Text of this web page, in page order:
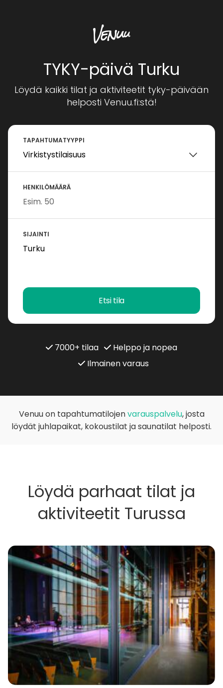
TYKY-päivä Turku
Löydä kaikki tilat ja aktiviteetit tyky-päivään
helposti Venuu.fi:stä!
TAPAHTUMATYYPPI
HENKILÖMÄÄRÄ
SIJAINTI
Etsi tila
7000+ tilaa
Helppo ja nopea
Ilmainen varaus
Venuu on tapahtumatilojenvarauspalvelu, josta
löydät juhlapaikat, kokoustilat ja saunatilat helposti.
Löydä parhaat tilat ja
aktiviteetit Turussa